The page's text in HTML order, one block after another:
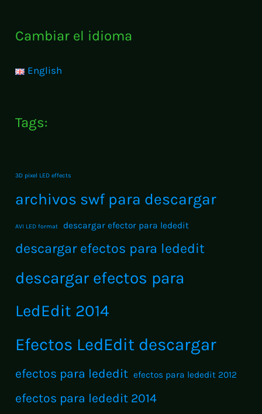
Definitivo
Creaciones
Cambiar el idioma
English
Tags:
3D pixel LED effects
archivos swf para descargar
AVI LED format descargar efector para lededit
descargar efectos para lededit
descargar efectos para
LedEdit 2014
Efectos LedEdit descargar
efectos para lededit efectos para lededit 2012
efectos para lededit 2014